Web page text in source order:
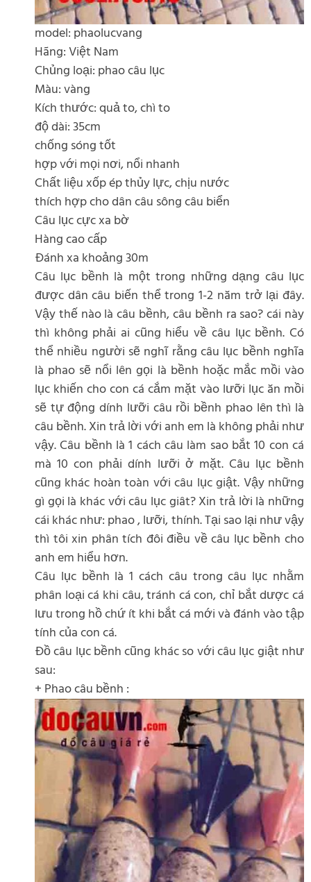
model: phaolucvang
Hãng: Việt Nam
Chủng loại: phao câu lục
Màu: vàng
Kích thước: quả to, chì to
độ dài: 35cm
chống sóng tốt
hợp với mọi nơi, nổi nhanh
Chất liệu xốp ép thủy lực, chịu nước
thích hợp cho dân câu sông câu biển
Câu lục cực xa bờ
Hàng cao cấp
Đánh xa khoảng 30m
Câu lục bềnh là một trong những dạng câu lục
được dân câu biến thể trong 1-2 năm trở lại đây.
Vậy thế nào là câu bềnh, câu bềnh ra sao? cái này
thì không phải ai cũng hiểu về câu lục bềnh. Có
thể nhiều người sẽ nghĩ rằng câu lục bềnh nghĩa
là phao sẽ nổi lên gọi là bềnh hoặc mắc mồi vào
lục khiến cho con cá cắm mặt vào lưỡi lục ăn mồi
sẽ tự động dính lưỡi câu rồi bềnh phao lên thì là
câu bềnh. Xin trả lời với anh em là không phải như
vậy. Câu bềnh là 1 cách câu làm sao bắt 10 con cá
mà 10 con phải dính lưỡi ở mặt. Câu lục bềnh
cũng khác hoàn toàn với câu lục giật. Vậy những
gì gọi là khác với câu lục giât? Xin trả lời là những
cái khác như: phao , lưỡi, thính. Tại sao lại như vậy
thì tôi xin phân tích đôi điều về câu lục bềnh cho
anh em hiểu hơn.
Câu lục bềnh là 1 cách câu trong câu lục nhằm
phân loại cá khi câu, tránh cá con, chỉ bắt dược cá
lưu trong hồ chứ ít khi bắt cá mới và đánh vào tập
tính của con cá.
Đồ câu lục bềnh cũng khác so với câu lục giật như
sau:
+ Phao câu bềnh :